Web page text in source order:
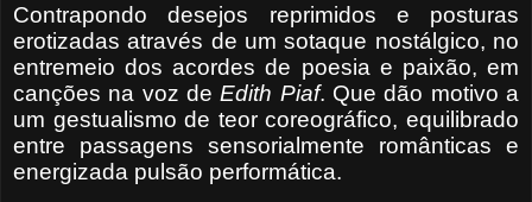
Contrapondo desejos reprimidos e posturas
erotizadas através de um sotaque nostálgico, no
entremeio dos acordes de poesia e paixão, em
canções na voz deEdith Piaf. Que dão motivo a
um gestualismo de teor coreográfico, equilibrado
entre passagens sensorialmente românticas e
energizada pulsão performática.